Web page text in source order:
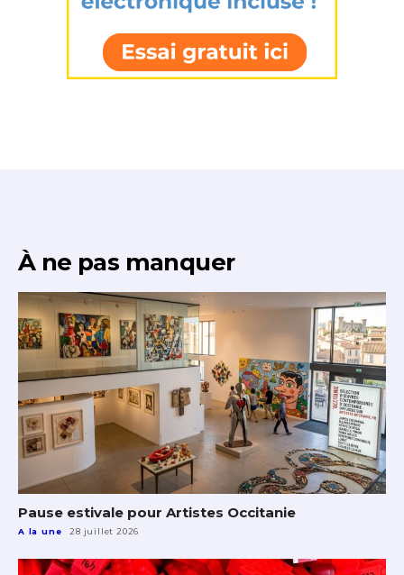
À ne pas manquer
Pause estivale pour Artistes Occitanie
A la une 28 juillet 2026